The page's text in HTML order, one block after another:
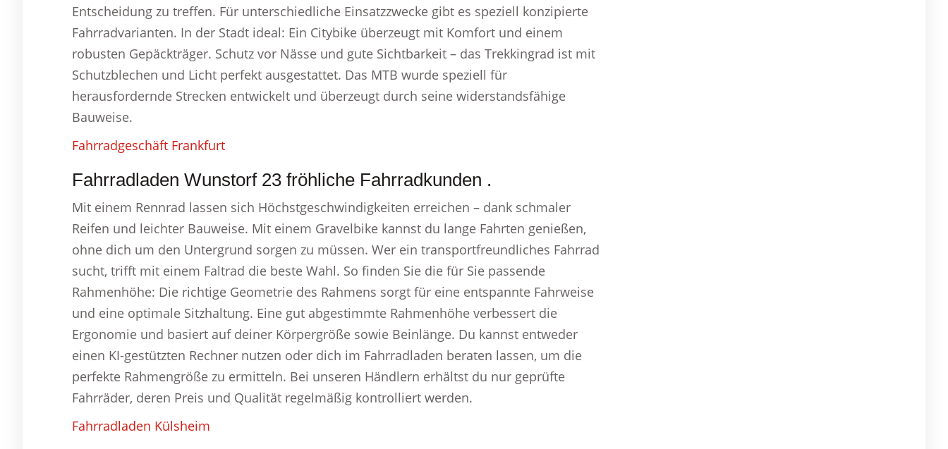
Entscheidung zu treffen. Für unterschiedliche Einsatzzwecke gibt es speziell konzipierte
Fahrradvarianten. In der Stadt ideal: Ein Citybike überzeugt mit Komfort und einem
robusten Gepäckträger. Schutz vor Nässe und gute Sichtbarkeit – das Trekkingrad ist mit
Schutzblechen und Licht perfekt ausgestattet. Das MTB wurde speziell für
herausfordernde Strecken entwickelt und überzeugt durch seine widerstandsfähige
Bauweise.
Fahrradgeschäft Frankfurt
Fahrradladen Wunstorf 23 fröhliche Fahrradkunden .
Mit einem Rennrad lassen sich Höchstgeschwindigkeiten erreichen – dank schmaler
Reifen und leichter Bauweise. Mit einem Gravelbike kannst du lange Fahrten genießen,
ohne dich um den Untergrund sorgen zu müssen. Wer ein transportfreundliches Fahrrad
sucht, trifft mit einem Faltrad die beste Wahl. So finden Sie die für Sie passende
Rahmenhöhe: Die richtige Geometrie des Rahmens sorgt für eine entspannte Fahrweise
und eine optimale Sitzhaltung. Eine gut abgestimmte Rahmenhöhe verbessert die
Ergonomie und basiert auf deiner Körpergröße sowie Beinlänge. Du kannst entweder
einen KI-gestützten Rechner nutzen oder dich im Fahrradladen beraten lassen, um die
perfekte Rahmengröße zu ermitteln. Bei unseren Händlern erhältst du nur geprüfte
Fahrräder, deren Preis und Qualität regelmäßig kontrolliert werden.
Fahrradladen Külsheim